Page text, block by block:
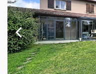
Locations
Estimation